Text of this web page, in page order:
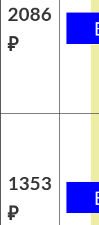
2086
₽
1353
₽